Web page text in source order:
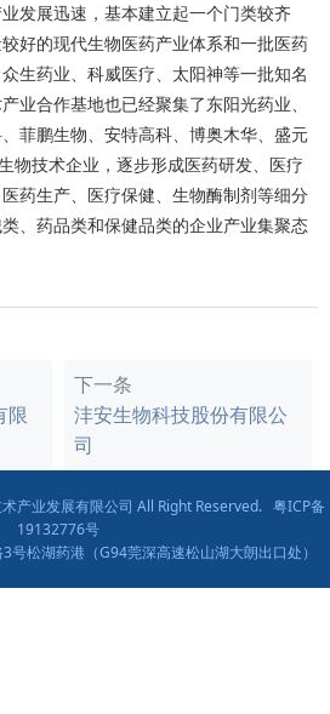
发展迅速，基本建立起一个门类较齐
好的现代生物医药产业体系和一批医药
生药业、科威医疗、太阳神等一批知名
业合作基地也已经聚集了东阳光药业、
菲鹏生物、安特高科、博奥木华、盛元
物技术企业，逐步形成医药研发、医疗
药生产、医疗保健、生物酶制剂等细分
、药品类和保健品类的企业产业集聚态
限
下一条
沣安生物科技股份有限公
司
产业发展有限公司 All Right Reserved. 粤ICP备
19132776号
松湖药港（G94莞深高速松山湖大朗出口处）